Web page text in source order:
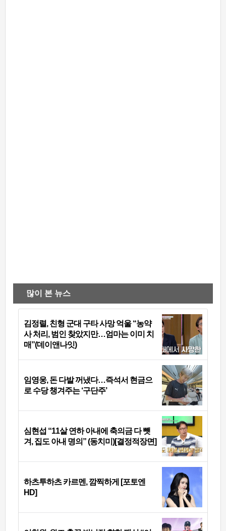
많이 본 뉴스
김정렬, 친형 군대 구타 사망 억울 “농약
사 처리, 범인 찾았지만…엄마는 이미 치
매”(데이앤나잇)
임영웅, 돈 다발 꺼냈다…즉석서 현금으
로 수당 챙겨주는 ‘구단주’
심현섭 “11살 연하 아내에 축의금 다 뺏
겨, 집도 아내 명의” (동치미)[결정적장면]
하츠투하츠 카르멘, 깜찍하게 [포토엔
HD]